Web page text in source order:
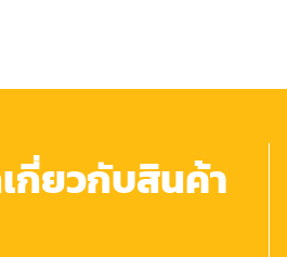
กี่ยวกับสินค้า